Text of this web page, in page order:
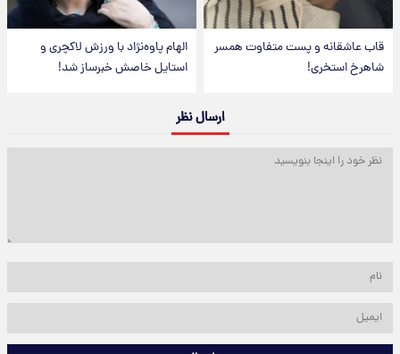
قاب عاشقانه و پست متفاوت همسر
شاهرخ استخری!
الهام پاوه‌نژاد با ورزش لاکچری و
استایل خاصش خبرساز شد!
ارسال نظر